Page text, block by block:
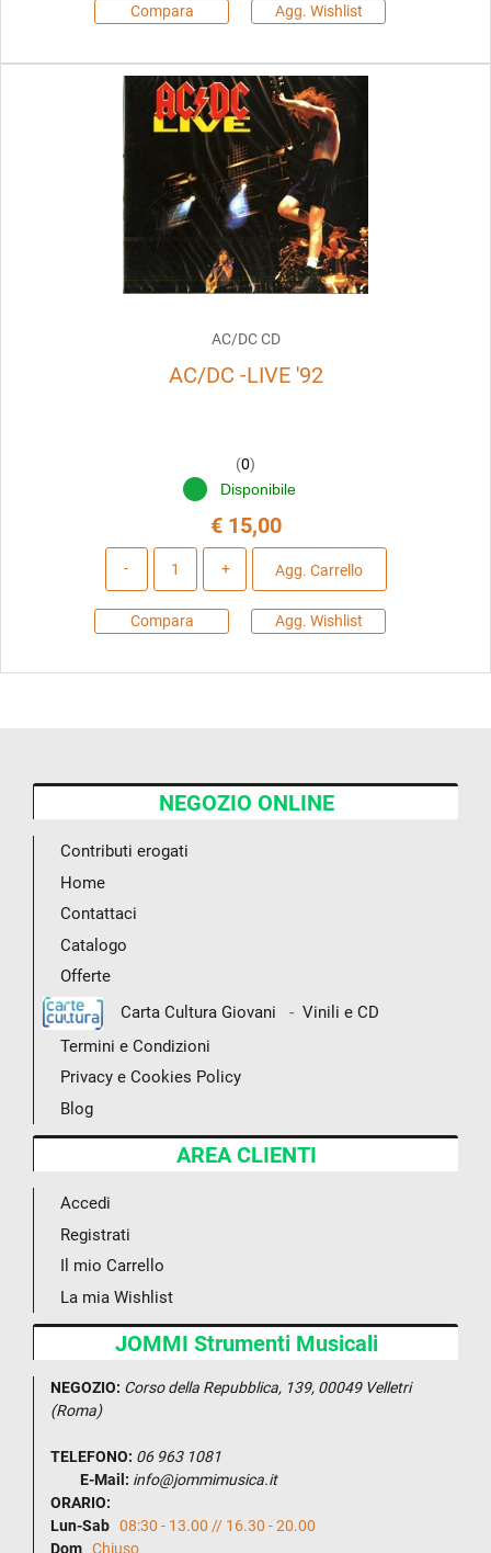
Compara Agg. Wishlist
AC/DC CD
AC/DC -LIVE '92
(0)
Disponibile
€ 15,00
Agg. Carrello
Compara Agg. Wishlist
NEGOZIO ONLINE
Contributi erogati
Home
Contattaci
Catalogo
Offerte
Carta Cultura Giovani
- Vinili e CD
Termini e Condizioni
Privacy e Cookies Policy
Blog
AREA CLIENTI
Accedi
Registrati
Il mio Carrello
La mia Wishlist
JOMMI Strumenti Musicali
NEGOZIO: Corso della Repubblica, 139, 00049 Velletri
(Roma)
TELEFONO: 06 963 1081
E-Mail: info@jommimusica.it
ORARIO:
Lun-Sab 08:30 - 13.00 // 16.30 - 20.00
Dom Chiuso